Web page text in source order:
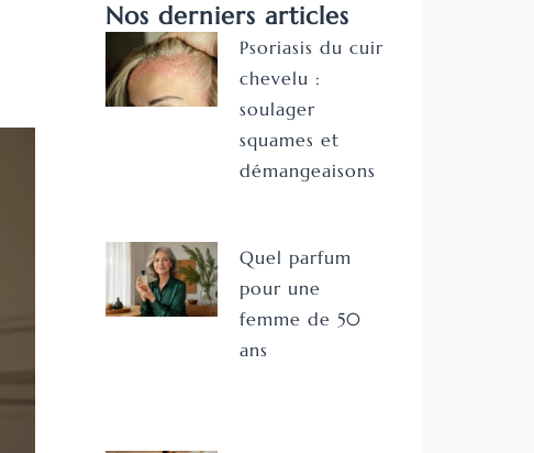
Nos derniers articles
Psoriasis du cuir
chevelu :
soulager
squames et
démangeaisons
Quel parfum
pour une
femme de 50
ans